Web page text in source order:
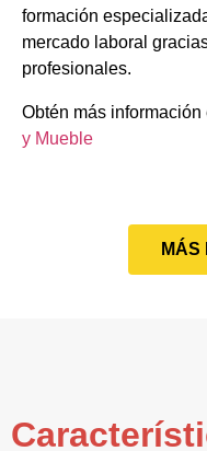
formación
mercado laboral
profesionales.
Obtén más información
y Mueble
MÁS